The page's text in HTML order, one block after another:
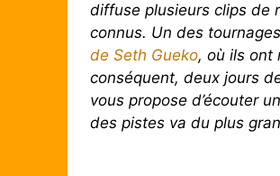
diffuse plusieurs clips de
connus. Un des
de Seth Gueko, où ils ont
conséquent, deux jours
vous propose d’écouter
des pistes va du plus